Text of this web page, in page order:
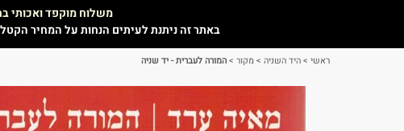
משלוח מוקפד ואכותי
באתר זה ניתנת לעיתים הנחות על המחיר
ראשי >היד השניה >מקור >המורה לעברית - יד שניה